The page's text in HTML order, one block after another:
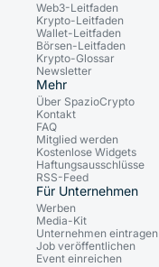
Web3-Leitfaden
Krypto-Leitfaden
Wallet-Leitfaden
Börsen-Leitfaden
Krypto-Glossar
Newsletter
Mehr
Über SpazioCrypto
Kontakt
FAQ
Mitglied werden
Kostenlose Widgets
Haftungsausschlüsse
RSS-Feed
Für Unternehmen
Werben
Media-Kit
Unternehmen eintragen
Job veröffentlichen
Event einreichen